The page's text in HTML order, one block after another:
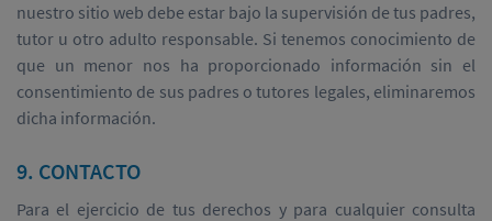
nuestro sitio web debe estar bajo la supervisión de tus padres,
tutor u otro adulto responsable. Si tenemos conocimiento de
que un menor nos ha proporcionado información sin el
consentimiento de sus padres o tutores legales, eliminaremos
dicha información.
9. CONTACTO
Para el ejercicio de tus derechos y para cualquier consulta